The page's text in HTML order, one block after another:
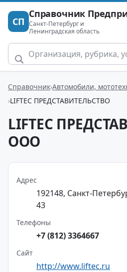
СП
Справочник
Санкт-Петербург и
Ленинградская область
Справочник Автомобили,
LIFTEC ПРЕДСТАВИТЕЛЬСТВО
LIFTEC
ООО
Адрес
192148, Санкт-
43
Телефоны
+7 (812) 3364667
Сайт
http://www.liftec.ru